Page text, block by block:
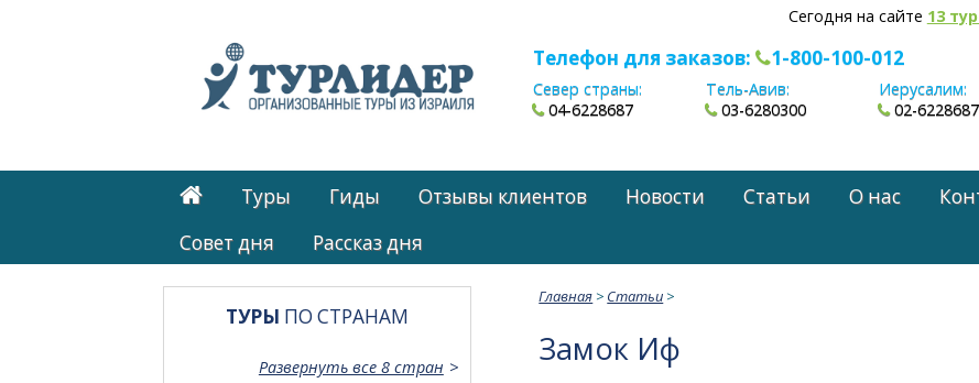
Сегодня на сайте 13
Телефон для заказов: 1-800-100-012
Север страны:
04-6228687
Тель-Авив:
03-6280300
Иерусалим:
02-6228687
Туры Гиды Отзывы клиентов Новости Статьи О нас
Cовет дня
Рассказ дня
Главная > Статьи >
Замок Иф
ТУРЫ ПО СТРАНАМ
Развернуть все 8 стран